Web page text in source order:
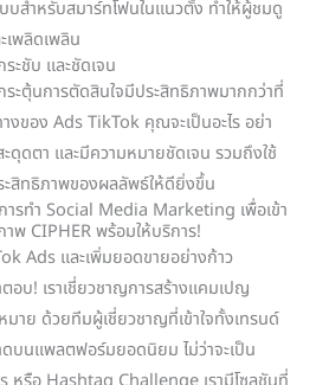
สำหรับสมาร์ทโฟนในแนวตั้ง ทำให้ผู้ชมดู
เพลิดเพลิน
ะชับ และชัดเจน
ะตุ้นการตัดสินใจมีประสิทธิภาพมากกว่าที่
งของ Ads TikTok คุณจะเป็นอะไร อย่า
ดุดตา และมีความหมายชัดเจน รวมถึงใช้
ะสิทธิภาพของผลลัพธ์ให้ดียิ่งขึ้น
รทำ Social Media Marketing เพื่อเข้า
พ CIPHER พร้อมให้บริการ!
Ads และเพิ่มยอดขายอย่างก้าว
อบ! เราเชี่ยวชาญการสร้างแคมเปญ
มาย ด้วยทีมผู้เชี่ยวชาญที่เข้าใจทั้งเทรนด์
บนแพลตฟอร์มยอดนิยม ไม่ว่าจะเป็น